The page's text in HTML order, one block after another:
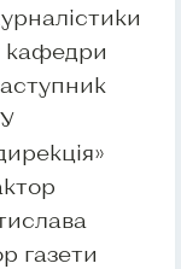
кафедри
газети